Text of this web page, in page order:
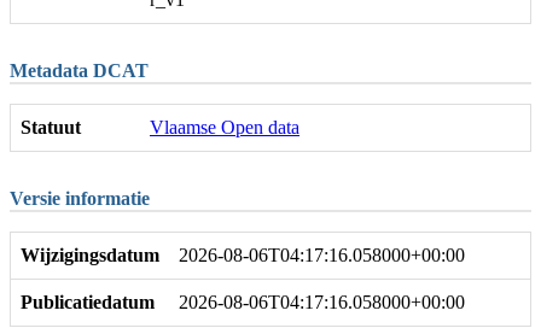
Metadata DCAT
Statuut Vlaamse Open data
Versie informatie
Wijzigingsdatum 2026-08-06T04:17:16.058000+00:00
Publicatiedatum 2026-08-06T04:17:16.058000+00:00